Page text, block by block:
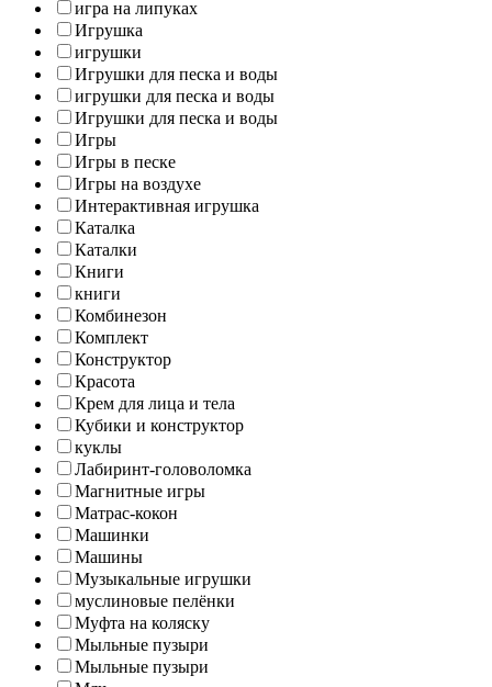
игра на липуках
Игрушка
игрушки
Игрушки для песка и воды
игрушки для песка и воды
Игрушки для песка и воды
Игры
Игры в песке
Игры на воздухе
Интерактивная игрушка
Каталка
Каталки
Книги
книги
Комбинезон
Комплект
Конструктор
Красота
Крем для лица и тела
Кубики и конструктор
куклы
Лабиринт-головоломка
Магнитные игры
Матрас-кокон
Машинки
Машины
Музыкальные игрушки
муслиновые пелёнки
Муфта на коляску
Мыльные пузыри
Мыльные пузыри